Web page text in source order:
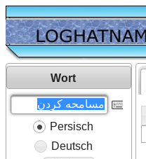
Wort
Persisch
Deutsch